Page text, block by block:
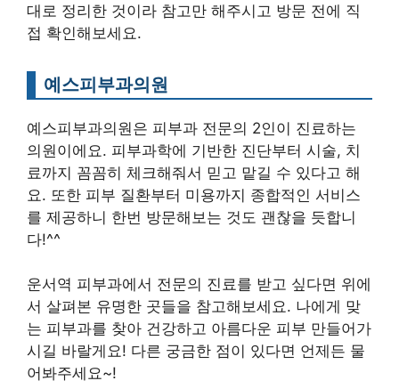
대로 정리한 것이라 참고만 해주시고 방문 전에 직
접 확인해보세요.
예스피부과의원
예스피부과의원은 피부과 전문의 2인이 진료하는
의원이에요. 피부과학에 기반한 진단부터 시술, 치
료까지 꼼꼼히 체크해줘서 믿고 맡길 수 있다고 해
요. 또한 피부 질환부터 미용까지 종합적인 서비스
를 제공하니 한번 방문해보는 것도 괜찮을 듯합니
다!^^
운서역 피부과에서 전문의 진료를 받고 싶다면 위에
서 살펴본 유명한 곳들을 참고해보세요. 나에게 맞
는 피부과를 찾아 건강하고 아름다운 피부 만들어가
시길 바랄게요! 다른 궁금한 점이 있다면 언제든 물
어봐주세요~!